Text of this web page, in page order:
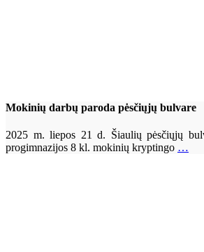
Mokinių darbų paroda pėsčiųjų bulvare
2025 m. liepos 21 d. Šiaulių pėsčiųjų
progimnazijos 8 kl. mokinių kryptingo …